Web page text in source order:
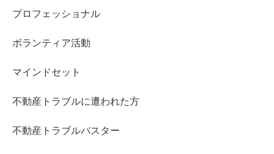
プロフェッショナル
ボランティア活動
マインドセット
不動産トラブルに遭われた方
不動産トラブルバスター